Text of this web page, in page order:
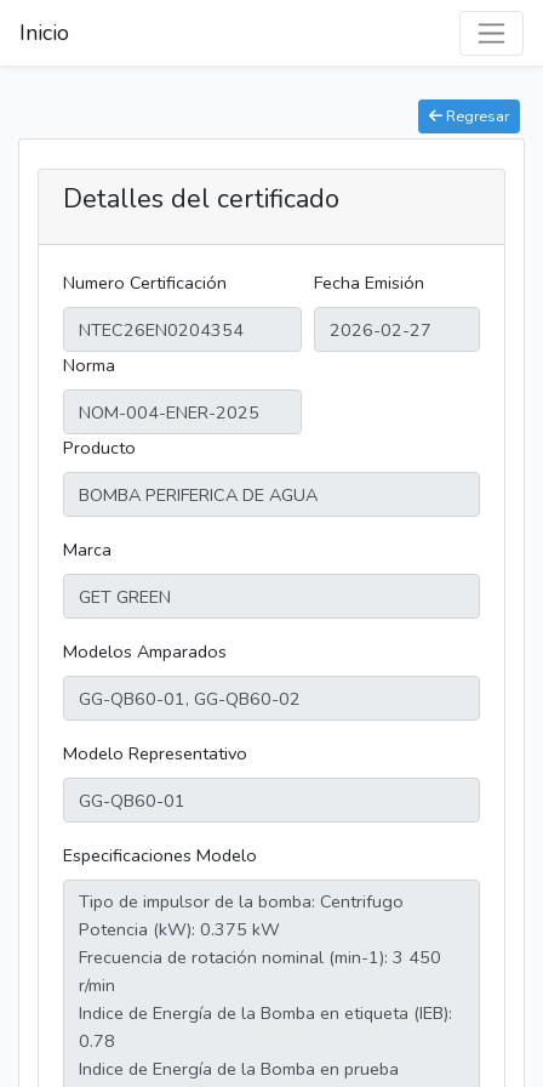
Inicio
Regresar
Detalles del certificado
Numero Certificación Fecha Emisión
Norma
Producto
Marca
Modelos Amparados
Modelo Representativo
Especificaciones Modelo